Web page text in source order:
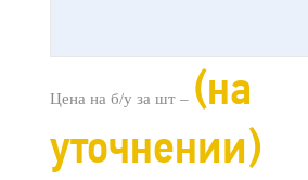
Цена на б/у за шт – (на
уточнении)